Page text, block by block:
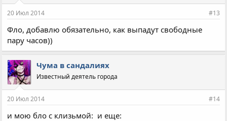
20 Июл 2014 #13
Фло, добавлю обязательно, как выпадут свободные
пару часов))
Чума в сандалиях
Известный деятель города
20 Июл 2014 #14
и мою бло с клизьмой: и еще: